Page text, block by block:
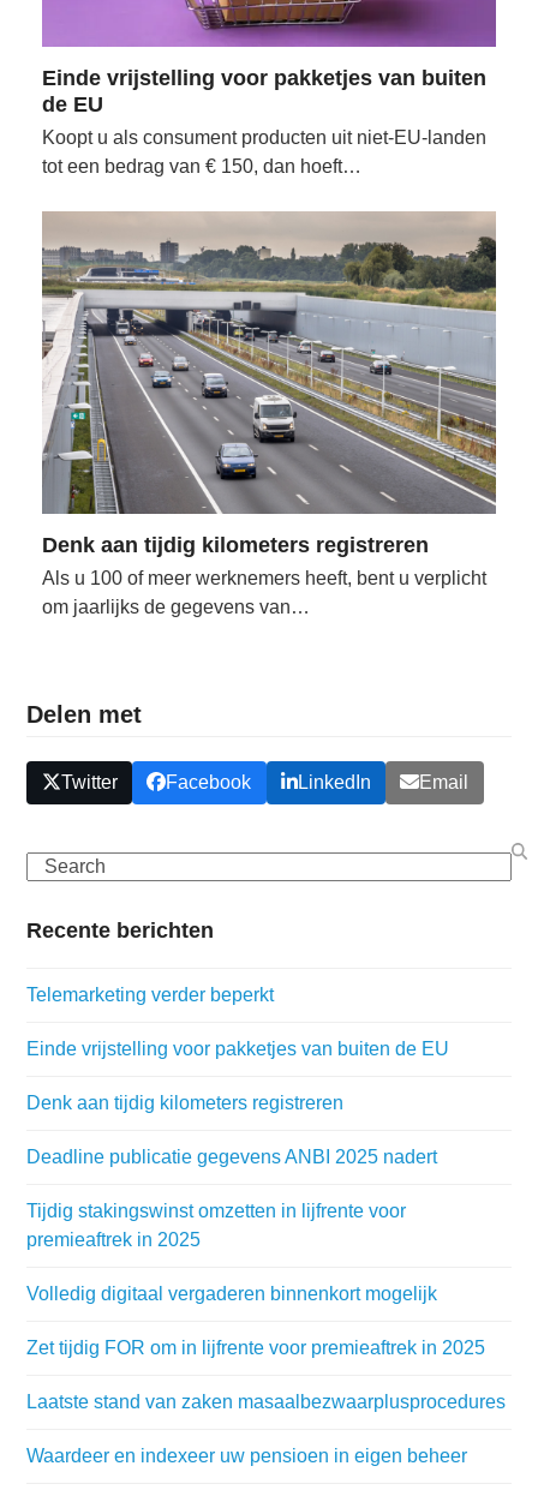
Einde vrijstelling voor pakketjes van buiten
de EU
Koopt u als consument producten uit niet-EU-landen
tot een bedrag van € 150, dan hoeft…
Denk aan tijdig kilometers registreren
Als u 100 of meer werknemers heeft, bent u verplicht
om jaarlijks de gegevens van…
Delen met
Twitter Facebook LinkedIn Email
Search
Recente berichten
Telemarketing verder beperkt
Einde vrijstelling voor pakketjes van buiten de EU
Denk aan tijdig kilometers registreren
Deadline publicatie gegevens ANBI 2025 nadert
Tijdig stakingswinst omzetten in lijfrente voor
premieaftrek in 2025
Volledig digitaal vergaderen binnenkort mogelijk
Zet tijdig FOR om in lijfrente voor premieaftrek in 2025
Laatste stand van zaken masaalbezwaarplusprocedures
Waardeer en indexeer uw pensioen in eigen beheer